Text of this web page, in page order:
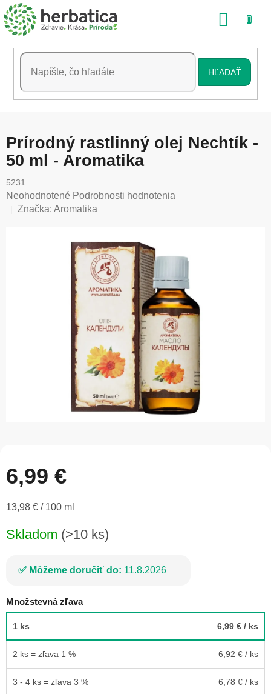
Prejsť
na
obsah
HĽADAŤ
Prírodný rastlinný olej Nechtík -
50 ml - Aromatika
5231
Priemerné
hodnotenie
Neohodnotené Podrobnosti hodnotenia
Značka: Aromatika
6,99 €
Jednotková
13,98 € / 100 ml
Skladom (>10 ks)
Môžeme doručiť do: 11.8.2026
Množstevná zľava
1 ks 6,99 € / ks
2 ks = zľava 1 % 6,92 € / ks
3 - 4 ks = zľava 3 % 6,78 € / ks